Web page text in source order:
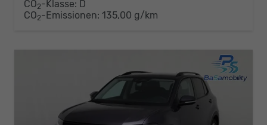
CO2-Klasse: D
CO2-Emissionen: 135,00 g/km